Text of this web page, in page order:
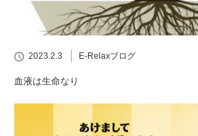
2023.2.3 E-Relaxブログ
血液は生命なり